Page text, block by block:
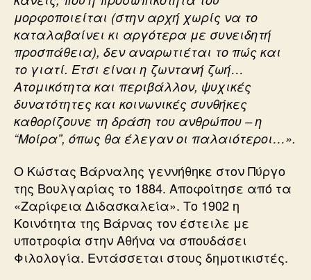
μορφοποιείται (στην αρχή χωρίς να το
καταλαβαίνει κι αργότερα με συνειδητή
προσπάθεια), δεν αναρωτιέται το πώς και
το γιατί. Ετσι είναι η ζωντανή ζωή…
Ατομικότητα και περιβάλλον, ψυχικές
δυνατότητες και κοινωνικές συνθήκες
καθορίζουνε τη δράση του ανθρώπου – η
“Μοίρα”, όπως θα έλεγαν οι παλαιότεροι…».
Ο Κώστας Βάρναλης γεννήθηκε στον Πύργο
της Βουλγαρίας το 1884. Αποφοίτησε από τα
«Ζαρίφεια Διδασκαλεία». Το 1902 η
Κοινότητα της Βάρνας τον έστειλε με
υποτροφία στην Αθήνα να σπουδάσει
Φιλολογία. Εντάσσεται στους δημοτικιστές.